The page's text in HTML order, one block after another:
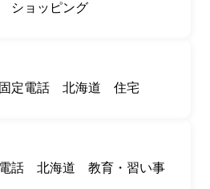
ショッピング
固定電話 北海道 住宅
話 北海道 教育・習い事